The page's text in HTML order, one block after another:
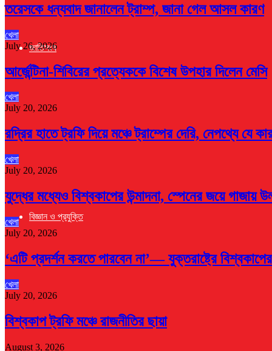
জাতিসংঘ
বিজ্ঞান ও প্রযুক্তি
তরেসকে ধন্যবাদ জানালেন ট্রাম্প, জানা গেল আসল কারণ
খেলা
July 26, 2026
আর্জেন্টিনা-শিবিরের প্রত্যেককে বিশেষ উপহার দিলেন মেসি
খেলা
July 20, 2026
রদ্রির হাতে ট্রফি দিয়ে মঞ্চে ট্রাম্পের দেরি, নেপথ্যে যে
খেলা
July 20, 2026
যুদ্ধের মধ্যেও বিশ্বকাপের উন্মাদনা, স্পেনের জয়ে গাজায়
খেলা
July 20, 2026
‘এটি প্রদর্শন করতে পারবেন না’— যুক্তরাষ্ট্রে
খেলা
July 20, 2026
বিশ্বকাপ ট্রফি মঞ্চে রাজনীতির ছায়া
August 3, 2026